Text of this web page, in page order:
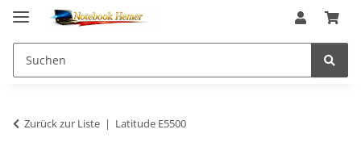
Zurück zur Liste Latitude E5500